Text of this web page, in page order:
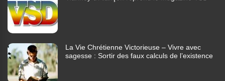
La Vie Chrétienne Victorieuse – Vivre avec
sagesse : Sortir des faux calculs de l’existence